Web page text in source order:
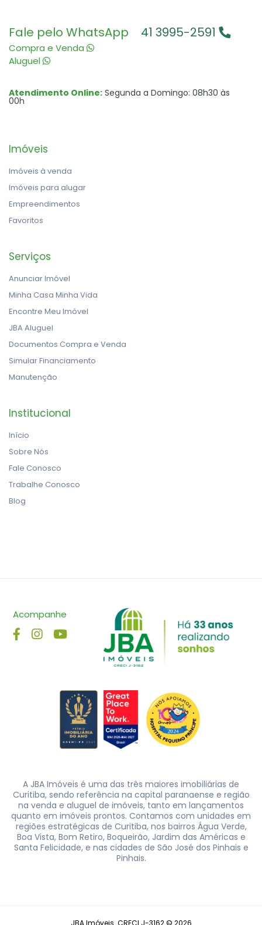
Fale pelo WhatsApp
Compra e Venda
Aluguel
41 3995-2591
Atendimento Online: Segunda a Domingo: 08h30 às
00h
Imóveis
Imóveis à venda
Imóveis para alugar
Empreendimentos
Favoritos
Serviços
Anunciar Imóvel
Minha Casa Minha Vida
Encontre Meu Imóvel
JBA Aluguel
Documentos Compra e Venda
Simular Financiamento
Manutenção
Institucional
Início
Sobre Nós
Fale Conosco
Trabalhe Conosco
Blog
Acompanhe
A JBA Imóveis é uma das três maiores imobiliárias de
Curitiba, sendo referência na capital paranaense e região
na venda e aluguel de imóveis, tanto em lançamentos
quanto em imóveis prontos. Contamos com unidades em
regiões estratégicas de Curitiba, nos bairros Água Verde,
Boa Vista, Bom Retiro, Boqueirão, Jardim das Américas e
Santa Felicidade, e nas cidades de São José dos Pinhais e
Pinhais.
JBA Imóveis. CRECI J-3162 © 2026